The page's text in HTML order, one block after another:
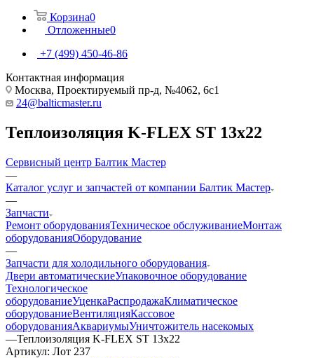
Корзина0
Отложенные0
+7 (499) 450-46-86
Контактная информация
Москва, Проектируемый пр-д, №4062, 6с1
24@balticmaster.ru
Теплоизоляция K-FLEX ST 13х22
Сервисный центр Балтик Мастер
—
Каталог услуг и запчастей от компании Балтик Мастер
—
Запчасти
Ремонт оборудованияТехническое обслуживаниеМонтаж
оборудованияОборудование
—
Запчасти для холодильного оборудования
Двери автоматическиеУпаковочное оборудование
Технологическое
оборудованиеУценкаРаспродажаКлиматическое
оборудованиеВентиляцияКассовое
оборудованияАквариумыУничтожитель насекомых
—Теплоизоляция K-FLEX ST 13х22
Артикул: Лот 237